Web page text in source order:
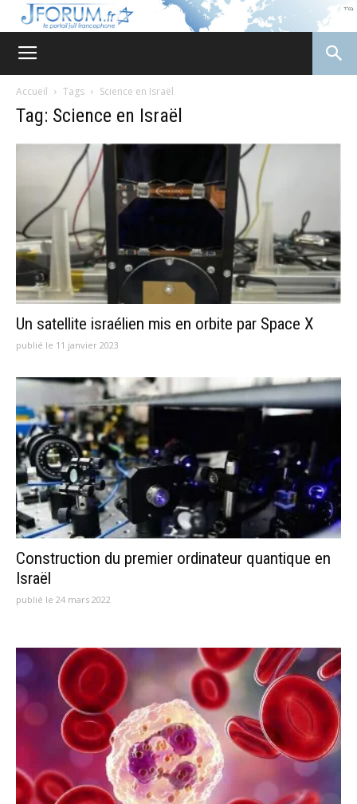
Accueil Tags Science en Israël
Tag: Science en Israël
Un satellite israélien mis en orbite par Space X
publié le 11 janvier 2023
Construction du premier ordinateur quantique en
Israël
publié le 24 mars 2022